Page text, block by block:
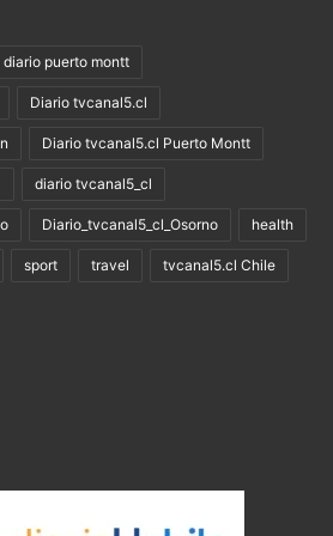
diario puerto montt
Diario tvcanal5.cl
Diario tvcanal5.cl Puerto Montt
diario tvcanal5_cl
Diario_tvcanal5_cl_Osorno health
sport travel tvcanal5.cl Chile